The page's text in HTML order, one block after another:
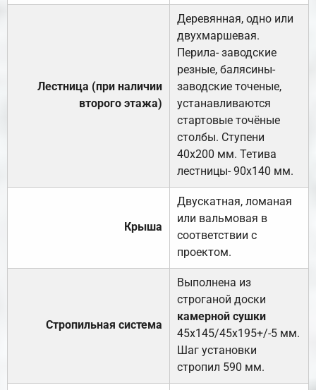
Лестница (при наличии
второго этажа)
Деревянная, одно или
двухмаршевая.
Перила- заводские
резные, балясины-
заводские точеные,
устанавливаются
стартовые точёные
столбы. Ступени
40х200 мм. Тетива
лестницы- 90х140 мм.
Крыша
Двускатная, ломаная
или вальмовая в
соответствии с
проектом.
Стропильная система
Выполнена из
строганой доски
камерной сушки
45х145/45х195+/-5 мм.
Шаг установки
стропил 590 мм.